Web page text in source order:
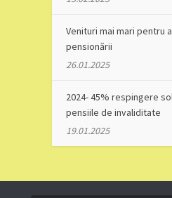
Venituri mai mari pentru
pensionării
26.01.2025
2024- 45% respingere
pensiile de invaliditate
19.01.2025